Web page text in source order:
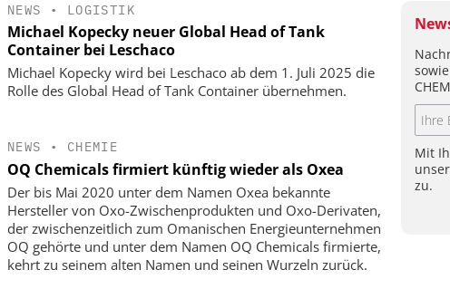
NEWS • LOGISTIK
Michael Kopecky neuer Global Head of Tank
Container bei Leschaco
Michael Kopecky wird bei Leschaco ab dem 1. Juli 2025 die
Rolle des Global Head of Tank Container übernehmen.
NEWS • CHEMIE
OQ Chemicals firmiert künftig wieder als Oxea
Der bis Mai 2020 unter dem Namen Oxea bekannte
Hersteller von Oxo-Zwischenprodukten und Oxo-Derivaten,
der zwischenzeitlich zum Omanischen Energieunternehmen
OQ gehörte und unter dem Namen OQ Chemicals firmierte,
kehrt zu seinem alten Namen und seinen Wurzeln zurück.
Mit
zu.